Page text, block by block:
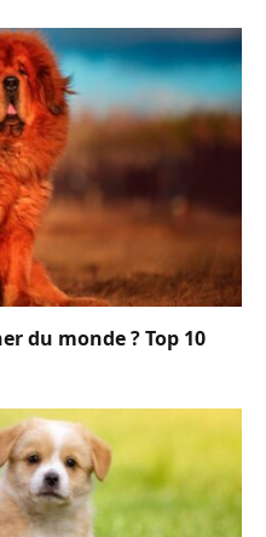
du monde ? Top 10